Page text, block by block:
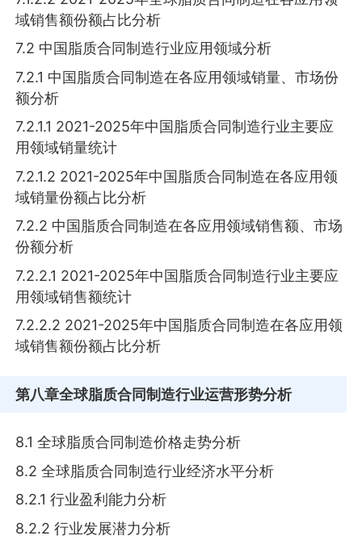
域销售额份额占比分析
7.2 中国脂质合同制造行业应用领域分析
7.2.1 中国脂质合同制造在各应用领域销量、市场份
额分析
7.2.1.1 2021-2025年中国脂质合同制造行业主要应
用领域销量统计
7.2.1.2 2021-2025年中国脂质合同制造在各应用领
域销量份额占比分析
7.2.2 中国脂质合同制造在各应用领域销售额、市场
份额分析
7.2.2.1 2021-2025年中国脂质合同制造行业主要应
用领域销售额统计
7.2.2.2 2021-2025年中国脂质合同制造在各应用领
域销售额份额占比分析
第八章全球脂质合同制造行业运营形势分析
8.1 全球脂质合同制造价格走势分析
8.2 全球脂质合同制造行业经济水平分析
8.2.1 行业盈利能力分析
8.2.2 行业发展潜力分析